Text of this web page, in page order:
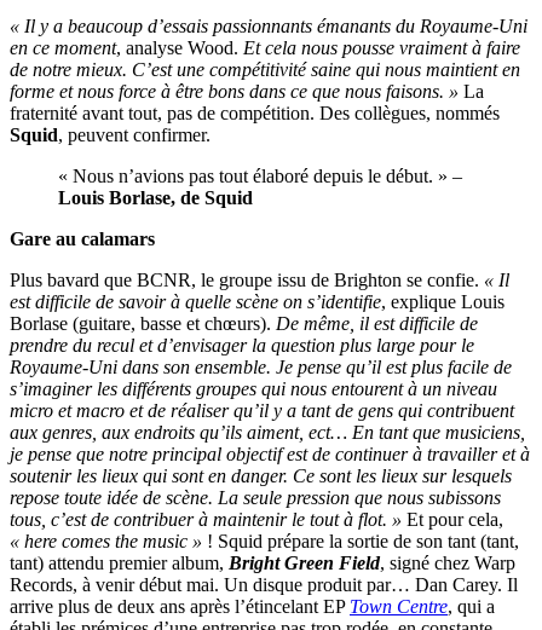
« Il y a beaucoup d’essais passionnants émanants du Royaume-Uni
en ce moment, analyse Wood. Et cela nous pousse vraiment à faire
de notre mieux. C’est une compétitivité saine qui nous maintient en
forme et nous force à être bons dans ce que nous faisons. » La
fraternité avant tout, pas de compétition. Des collègues, nommés
Squid, peuvent confirmer.
« Nous n’avions pas tout élaboré depuis le début. » –
Louis Borlase, de Squid
Gare au calamars
Plus bavard que BCNR, le groupe issu de Brighton se confie. « Il
est difficile de savoir à quelle scène on s’identifie, explique Louis
Borlase (guitare, basse et chœurs). De même, il est difficile de
prendre du recul et d’envisager la question plus large pour le
Royaume-Uni dans son ensemble. Je pense qu’il est plus facile de
s’imaginer les différents groupes qui nous entourent à un niveau
micro et macro et de réaliser qu’il y a tant de gens qui contribuent
aux genres, aux endroits qu’ils aiment, ect… En tant que musiciens,
je pense que notre principal objectif est de continuer à travailler et à
soutenir les lieux qui sont en danger. Ce sont les lieux sur lesquels
repose toute idée de scène. La seule pression que nous subissons
tous, c’est de contribuer à maintenir le tout à flot. » Et pour cela,
« here comes the music » ! Squid prépare la sortie de son tant (tant,
tant) attendu premier album, Bright Green Field, signé chez Warp
Records, à venir début mai. Un disque produit par… Dan Carey. Il
arrive plus de deux ans après l’étincelant EP Town Centre, qui a